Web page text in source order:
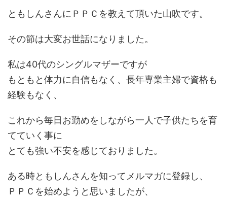
ともしんさんにＰＰＣを教えて頂いた山吹です。
その節は大変お世話になりました。
私は40代のシングルマザーですが
もともと体力に自信もなく、長年専業主婦で資格も
経験もなく、
これから毎日お勤めをしながら一人で子供たちを育
てていく事に
とても強い不安を感じておりました。
ある時ともしんさんを知ってメルマガに登録し、
ＰＰＣを始めようと思いましたが、